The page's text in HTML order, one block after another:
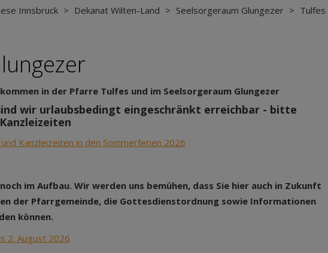
Innsbruck > Dekanat Wilten-Land > Seelsorgeraum Glungezer > Tulfes
in der Pfarre Tulfes und im Seelsorgeraum Glungezer
wir urlaubsbedingt eingeschränkt erreichbar - bitte
Kanzleizeiten in den Sommerferien 2026
im Aufbau. Wir werden uns bemühen, dass Sie hier auch in Zukunft
der Pfarrgemeinde, die Gottesdienstordnung sowie Informationen
können.
2. August 2026